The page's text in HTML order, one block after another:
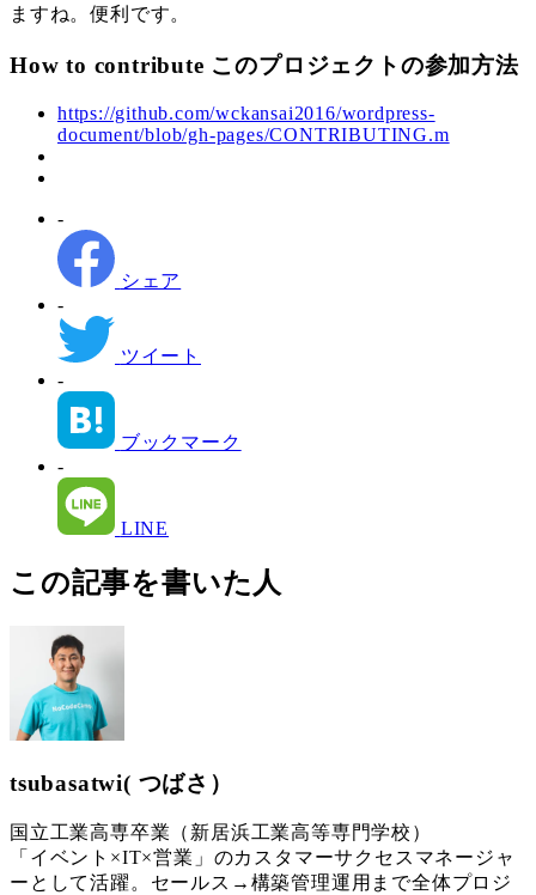
ますね。便利です。
How to contribute このプロジェクトの参加方法
https://github.com/wckansai2016/wordpress-
document/blob/gh-pages/CONTRIBUTING.m
-
シェア
-
ツイート
-
ブックマーク
-
LINE
この記事を書いた人
tsubasatwi( つばさ）
国立工業高専卒業（新居浜工業高等専門学校）
「イベント×IT×営業」のカスタマーサクセスマネージャ
ーとして活躍。セールス→構築管理運用まで全体プロジ